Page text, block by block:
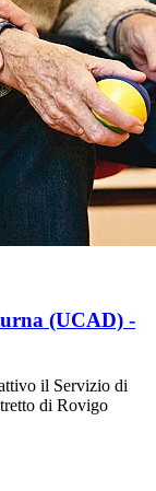
(UCAD) -
il Servizio di
di Rovigo